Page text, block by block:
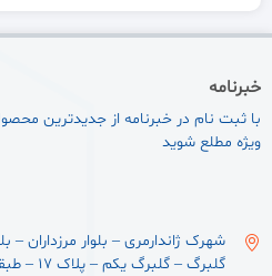
خبرنامه
با ثبت نام در خبرنامه از جدیدترین
ویژه مطلع شوید
شهرک ژاندارمری – بلوار مرزداران –
گلبرگ – گلبرگ یکم – پلاک ۱۷ – طبقه همکف